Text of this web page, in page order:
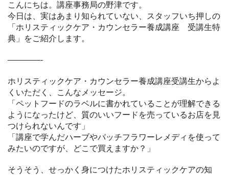
こんにちは。講座事務局の野津です。
今日は、実はあまり知られていない、スタッフいち押しの
「ホリスティックケア・カウンセラー養成講座 受講生特
典」をご紹介します。
————-
ホリスティックケア・カウンセラー養成講座受講生からよ
くいただく、こんなメッセージ。
「ペットフードのラベルに書かれていることが理解できる
ようになったけど、質のいいフードを売っているお店を見
つけられないんです」
「講座で学んだハーブやバッチフラワーレメディを使って
みたいのですが、どこで買えますか？」
そうそう、せっかく身につけたホリスティックケアの知